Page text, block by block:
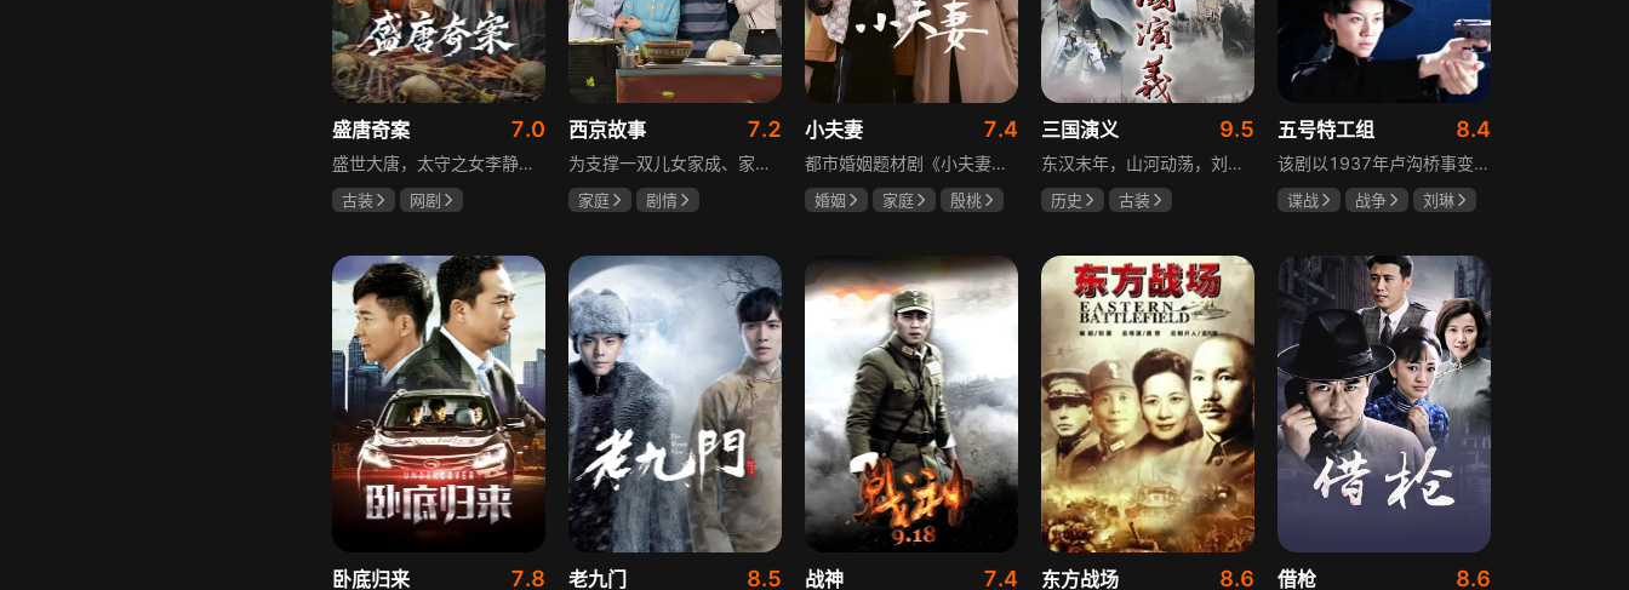
盛唐奇案 7.0
盛世大唐，太守之女李静澜天赋异禀，擅验尸断案，与神秘“鬼探”决明、武艺高强的捕快苏御安联手追凶，揭开一桩桩离奇悬案：双生姐妹的生死置换、跨越十七年的书生冤案、雅集会上的连环仪式杀人等。在迷雾与鲜血中，李静澜与决明暗生情愫，彼此扶持，坚守心中正道，挣脱宿命桎梏。盛世灯火之下，他们以智慧与勇气涤荡污浊，书写下一段守护正义与清明的传奇。
古装
网剧
西京故事 7.2
为支撑一双儿女家成、家秀的“求学大业”，一家之主罗天福携妻子慧娟进了西京城。在西京城里，罗天福见证了身边的小人物们在大城市的生存之难，自身也经历了种种艰辛：饼铺生意屡屡受挫，妻子慧娟不满他“固执守旧”的经营方式闹起分居，儿子家成无法适应从乡村到城市的生活状况不断离校出走，重重打击不断袭来，使他头一次对自己坚守多年的人生观和价值观产生怀疑。自己这样做究竟是对是错，城市是不是真的不适合他这种“坚持老一套”的人生存。女儿家秀的支持鼓励使罗天福重拾信心，那些曾经接受罗天福帮助的人也反过来帮助他，纠缠不清的矛盾随之一一化解。罗家人终于在西京这座大城扎下了根，向着美好的未来继续前行。该剧围绕农村家庭在城市的奋斗历程展开，展现了小人物的坚韧与善良，充满了励志色彩与现实关怀。
家庭
剧情
小夫妻 7.4
都市婚姻题材剧《小夫妻》围绕经营十年婚姻的周全与车莉展开，原本家庭美满的二人突遭变故：周全怀才不遇还意外被裁员，车莉则被迫赶鸭子上架仓促创业，不可预期的生活变动让他们的婚姻陷入僵局。而立之年的两人，在现实压力与情感拉扯中挣扎，面临诸多矛盾与考验，他们能否重新调整生活节奏，修复婚姻关系，回到幸福生活的轨道，是该剧的核心看点。
婚姻 家庭
殷桃
三国演义 9.5
东汉末年，山河动荡，刘汉王朝气数将尽。内有十常侍颠倒黑白、祸乱朝纲，外有张氏兄弟高呼“苍天已死，黄巾当立”的口号，掀起浩大的农民起义，一时间狼烟四起，刘家朝廷宛如大厦将倾，岌岌可危。正所谓乱世出英雄，曹操、公孙瓒、袁术、袁绍、吕布、刘备、孙策、关羽、张飞、诸葛亮等各路豪杰不断涌现，从群雄逐鹿到赤壁之战，从魏蜀吴三国鼎立到三分归一统，波澜壮阔的三国时代的大幕缓缓拉开，本片根据中国古典名著《三国演义》改编。
历史
古装
五号特工组 8.4
该剧以1937年卢沟桥事变后的上海为背景，讲述中共地下党员欧阳剑平召集海外同学组成特工组的故事。组员涵盖情报、密码、爆破、神偷等领域人才，他们以法租界上流社会身份为掩护，与日军特高课、汪伪76号等势力展开较量，屡屡涉险却最终完成任务。剧集以真实史料为基础，展现了抗日时期地下工作者的智勇无畏与家国情怀。
谍战 战争
刘琳
卧底归来 7.8 老九门 8.5 战神 7.4 东方战场 8.6 借枪 8.6